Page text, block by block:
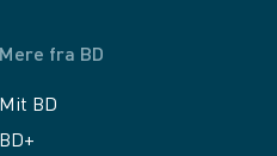
Mere fra BD
Mit BD
BD+